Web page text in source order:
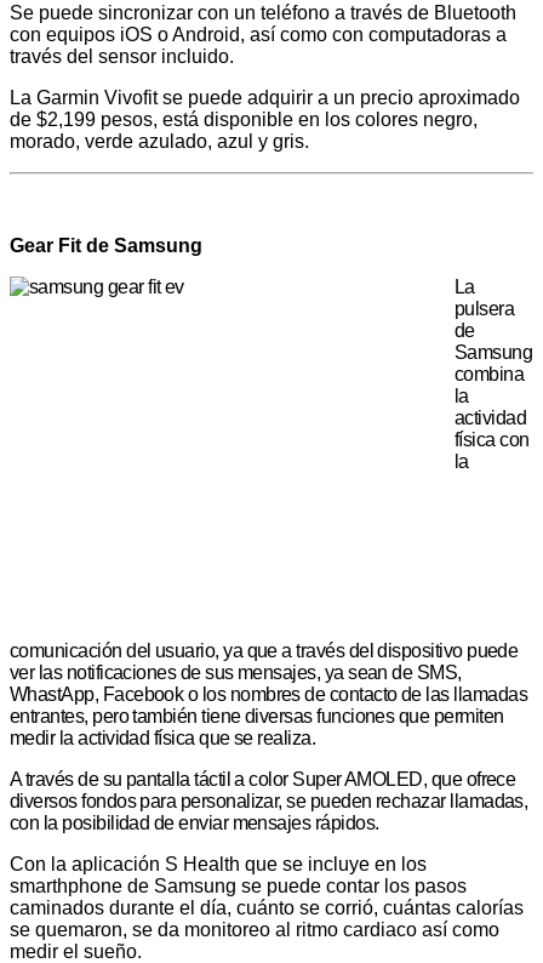
Se puede sincronizar con un teléfono a través de Bluetooth
con equipos iOS o Android, así como con computadoras a
través del sensor incluido.
La Garmin Vivofit se puede adquirir a un precio aproximado
de $2,199 pesos, está disponible en los colores negro,
morado, verde azulado, azul y gris.
Gear Fit de Samsung
La
pulsera
de
Samsung
combina
la
actividad
física con
la
comunicación del usuario, ya que a través del dispositivo puede
ver las notificaciones de sus mensajes, ya sean de SMS,
WhastApp, Facebook o los nombres de contacto de las llamadas
entrantes, pero también tiene diversas funciones que permiten
medir la actividad física que se realiza.
A través de su pantalla táctil a color Super AMOLED, que ofrece
diversos fondos para personalizar, se pueden rechazar llamadas,
con la posibilidad de enviar mensajes rápidos.
Con la aplicación S Health que se incluye en los
smarthphone de Samsung se puede contar los pasos
caminados durante el día, cuánto se corrió, cuántas calorías
se quemaron, se da monitoreo al ritmo cardiaco así como
medir el sueño.